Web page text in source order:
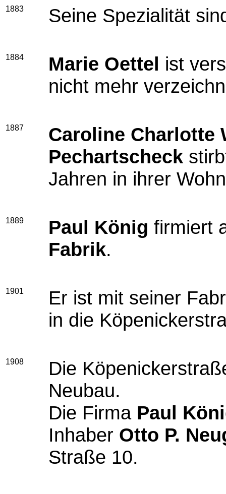
1883 Seine Spezialität
1884 Marie Oettel ist
nicht mehr
1887
Caroline Charlotte
Pechartscheck
Jahren in ihrer
1889 Paul König firmiert
Fabrik.
1901
Er ist mit seiner
in die
1908
Die
Neubau.
Die Firma Paul
Inhaber Otto P.
Straße 10.